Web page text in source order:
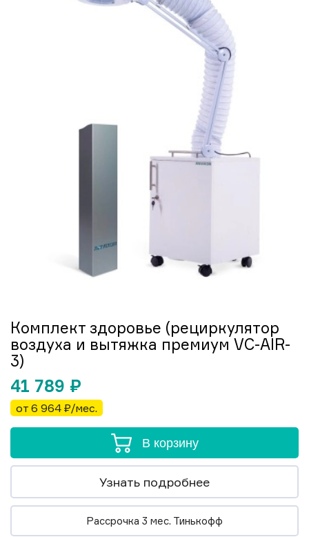
Комплект здоровье (рециркулятор
воздуха и вытяжка премиум VC-AIR-
3)
41 789 ₽
от 6 964 ₽/мес.
В корзину
Узнать подробнее
Рассрочка 3 мес. Тинькофф